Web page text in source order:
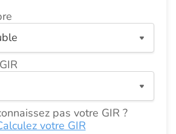
pas votre GIR ?
votre GIR